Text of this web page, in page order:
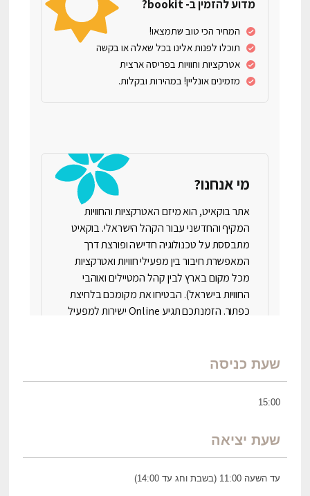
שעת כניסה
15:00
שעת יציאה
עד השעה 11:00 (בשבת וחג עד 14:00)